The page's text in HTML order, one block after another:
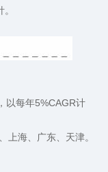
以每年5%CAGR计
上海、广东、天津。